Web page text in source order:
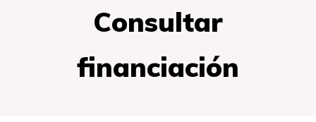
Consultar
financiación